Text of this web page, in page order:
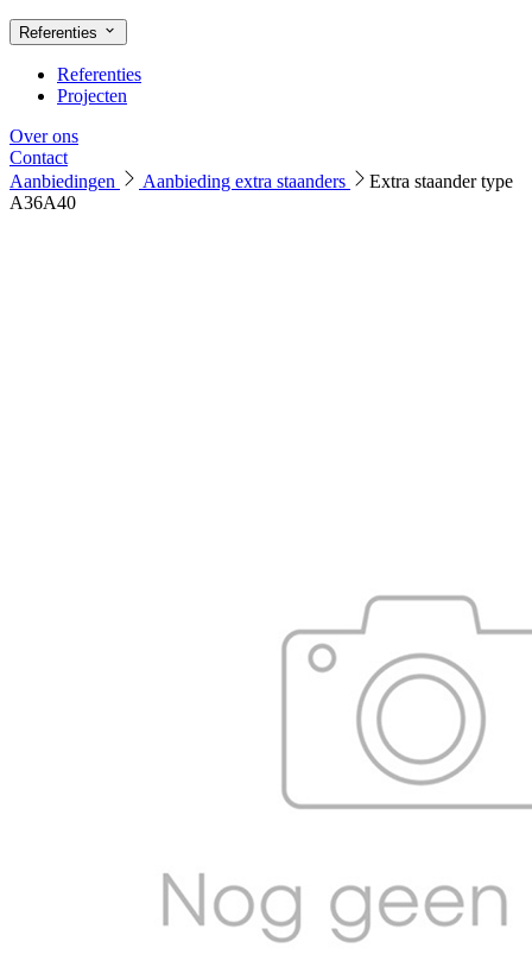
Referenties
Referenties
Projecten
Over ons
Contact
Aanbiedingen
Aanbieding extra staanders
Extra staander type
A36A40